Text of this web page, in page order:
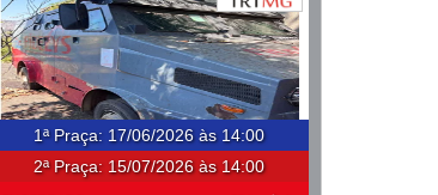
1ª Praça: 17/06/2026 às 14:00
2ª Praça: 15/07/2026 às 14:00